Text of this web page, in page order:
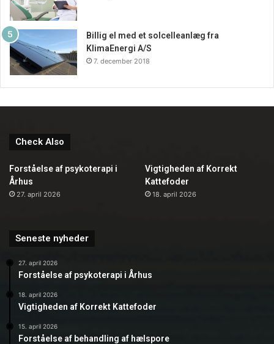
Billig el med et solcelleanlæg fra
KlimaEnergi A/S
7. december 2018
Check Also
Forståelse af psykoterapi i
Århus
27. april 2026
Vigtigheden af Korrekt
Kattefoder
18. april 2026
Seneste nyheder
27. april 2026
Forståelse af psykoterapi i Århus
18. april 2026
Vigtigheden af Korrekt Kattefoder
15. april 2026
Forståelse af behandling af hælspore